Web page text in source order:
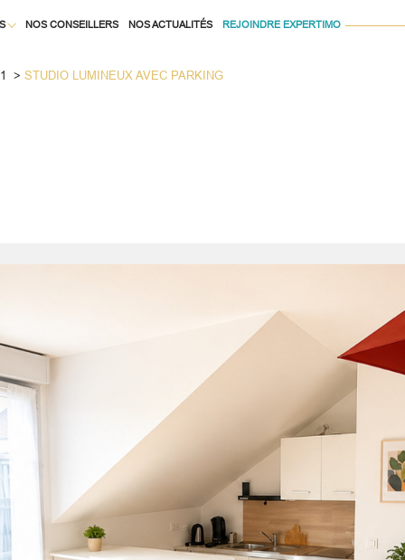
NOS CONSEILLERS NOS ACTUALITÉS REJOINDRE EXPERTIMO
STUDIO LUMINEUX AVEC PARKING